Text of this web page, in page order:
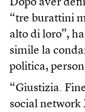
Dopo aver
“tre burattini
alto di loro”,
simile la
politica,
“Giustizia.
social network